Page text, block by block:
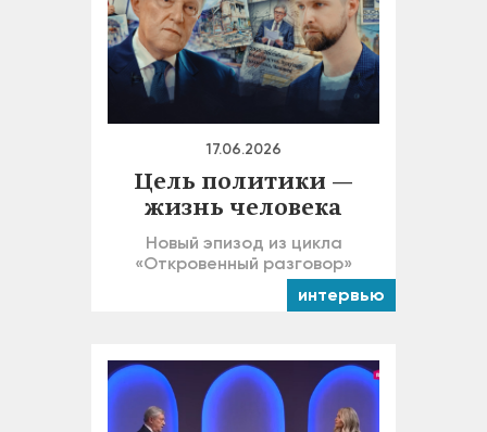
17.06.2026
Цель политики —
жизнь человека
Новый эпизод из цикла
«Откровенный разговор»
интервью